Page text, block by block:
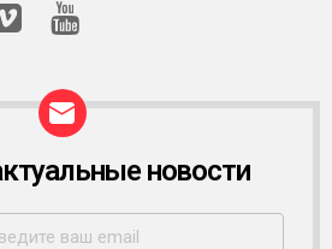
новости